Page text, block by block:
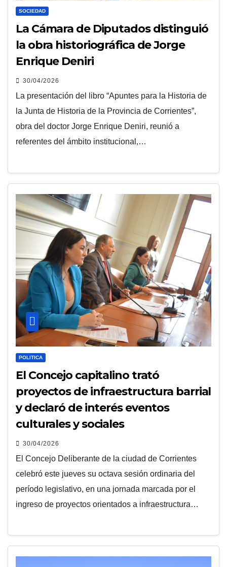
SOCIEDAD
La Cámara de Diputados distinguió
la obra historiográfica de Jorge
Enrique Deniri
30/04/2026
La presentación del libro “Apuntes para la Historia de
la Junta de Historia de la Provincia de Corrientes”,
obra del doctor Jorge Enrique Deniri, reunió a
referentes del ámbito institucional,…
POLITICA
El Concejo capitalino trató
proyectos de infraestructura barrial
y declaró de interés eventos
culturales y sociales
30/04/2026
El Concejo Deliberante de la ciudad de Corrientes
celebró este jueves su octava sesión ordinaria del
período legislativo, en una jornada marcada por el
ingreso de proyectos orientados a infraestructura…